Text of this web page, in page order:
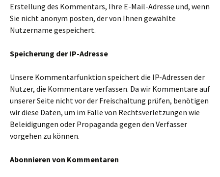
Erstellung des Kommentars, Ihre E-Mail-Adresse und, wenn
Sie nicht anonym posten, der von Ihnen gewählte
Nutzername gespeichert.
Speicherung der IP-Adresse
Unsere Kommentarfunktion speichert die IP-Adressen der
Nutzer, die Kommentare verfassen. Da wir Kommentare auf
unserer Seite nicht vor der Freischaltung prüfen, benötigen
wir diese Daten, um im Falle von Rechtsverletzungen wie
Beleidigungen oder Propaganda gegen den Verfasser
vorgehen zu können.
Abonnieren von Kommentaren